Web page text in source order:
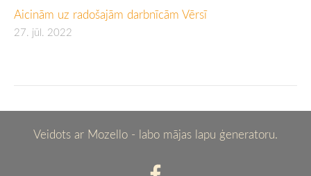
Aicinām uz radošajām darbnīcām Vērsī
27. jūl. 2022
Veidots ar Mozello - labo mājas lapu ģeneratoru.